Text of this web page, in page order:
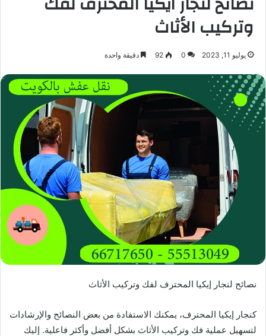
وتركيب الأثاث
يوليو 11, 2023 0
92 دقيقة واحدة
نصائح لنجار إيكيا المحترف لفك وتركيب الأثاث
كنجار إيكيا المحترف، يمكنك الاستفادة من بعض النصائح والإرشادات
لتسهيل عملية فك وتركيب الأثاث بشكل أفضل وأكثر فاعلية. إليك